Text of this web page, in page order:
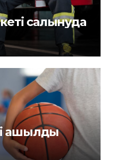
салынуда
ашылды